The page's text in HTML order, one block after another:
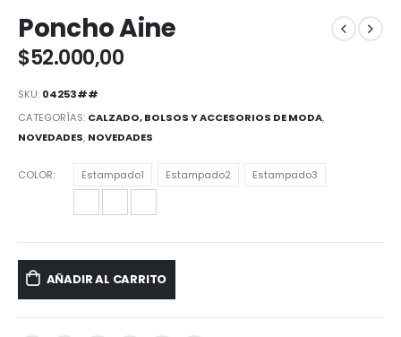
Poncho Aine
$52.000,00
SKU: 04253##
CATEGORÍAS: CALZADO, BOLSOS Y ACCESORIOS DE MODA,
NOVEDADES, NOVEDADES
COLOR Estampado1 Estampado2 Estampado3
AÑADIR AL CARRITO